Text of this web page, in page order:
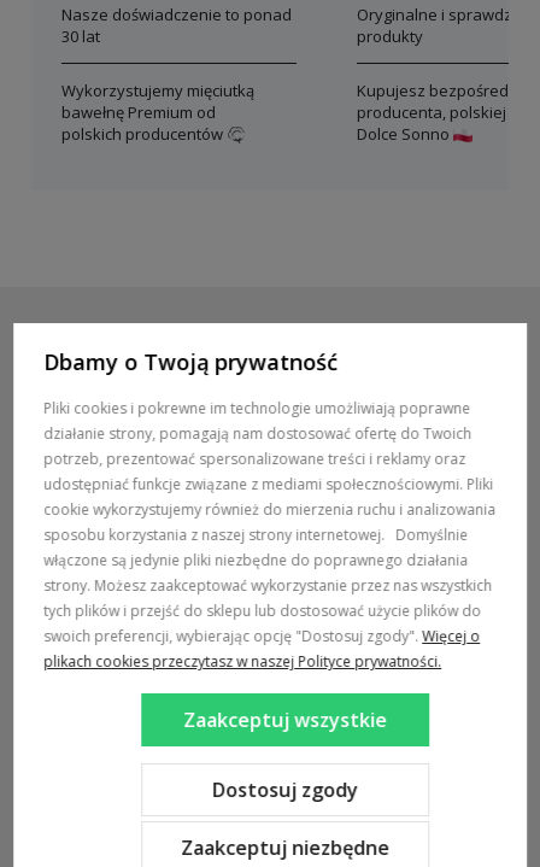
Nasze doświadczenie to ponad
30 lat
Wykorzystujemy mięciutką
bawełnę Premium od
polskich producentów
Oryginalne i sprawdzone
produkty
Kupujesz bezpośrednio
producenta, polskiej
Dolce Sonno
MARKI
POPULARNE KATEGORIE
DOSTAWA:
Sklep internetowy Shoper Premium
Dbamy o Twoją prywatność
Pliki cookies i pokrewne im technologie umożliwiają poprawne
działanie strony, pomagają nam dostosować ofertę do Twoich
potrzeb, prezentować spersonalizowane treści i reklamy oraz
udostępniać funkcje związane z mediami społecznościowymi. Pliki
cookie wykorzystujemy również do mierzenia ruchu i analizowania
sposobu korzystania z naszej strony internetowej. Domyślnie
włączone są jedynie pliki niezbędne do poprawnego działania
strony. Możesz zaakceptować wykorzystanie przez nas wszystkich
tych plików i przejść do sklepu lub dostosować użycie plików do
swoich preferencji, wybierając opcję "Dostosuj zgody".Więcej o
plikach cookies przeczytasz w naszej Polityce prywatności.
Zaakceptuj niezbędne
Dostosuj zgody
Zaakceptuj wszystkie